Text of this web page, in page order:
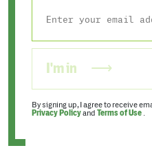
I'm in
By signing up, I agree to receive
Privacy Policyand Terms of Use .